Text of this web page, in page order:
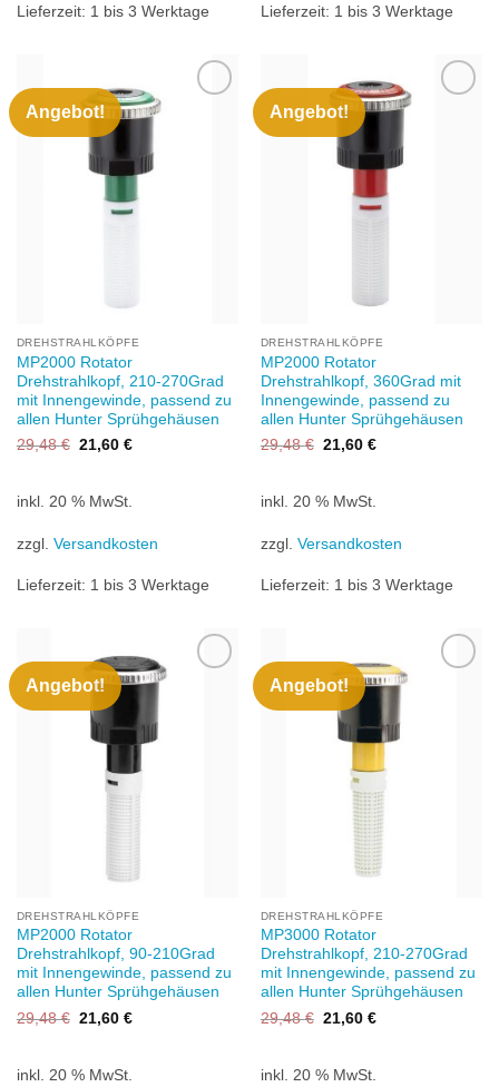
Lieferzeit: 1 bis 3 Werktage Lieferzeit: 1 bis 3 Werktage
Angebot!
DREHSTRAHLKÖPFE
MP2000 Rotator
Drehstrahlkopf, 210-270Grad
mit Innengewinde, passend zu
allen Hunter Sprühgehäusen
29,48€ Ursprünglicher
21,60 €Aktueller
inkl. 20 % MwSt.
zzgl. Versandkosten
Lieferzeit: 1 bis 3 Werktage
Angebot!
DREHSTRAHLKÖPFE
MP2000 Rotator
Drehstrahlkopf, 360Grad mit
Innengewinde, passend zu
allen Hunter Sprühgehäusen
29,48€ Ursprünglicher
21,60 €Aktueller
inkl. 20 % MwSt.
zzgl. Versandkosten
Lieferzeit: 1 bis 3 Werktage
Angebot!
DREHSTRAHLKÖPFE
MP2000 Rotator
Drehstrahlkopf, 90-210Grad
mit Innengewinde, passend zu
allen Hunter Sprühgehäusen
29,48€ Ursprünglicher
21,60 €Aktueller
inkl. 20 % MwSt.
Angebot!
DREHSTRAHLKÖPFE
MP3000 Rotator
Drehstrahlkopf, 210-270Grad
mit Innengewinde, passend zu
allen Hunter Sprühgehäusen
29,48€ Ursprünglicher
21,60 €Aktueller
inkl. 20 % MwSt.